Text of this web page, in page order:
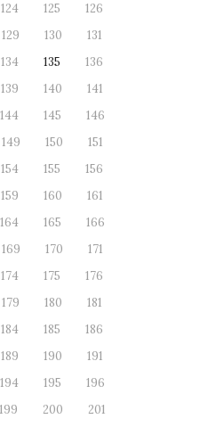
124 125
126
129 130
131
134 135
136
139 140
141
144 145
146
149 150
151
154 155
156
159 160
161
164 165
166
169 170
171
174 175
176
179 180
181
184 185
186
189 190
191
194 195
196
199 200
201